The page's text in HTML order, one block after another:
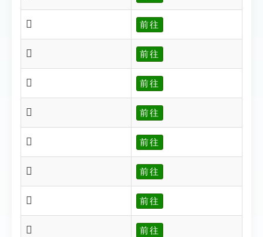
𤿥 前往
𤿧 前往
𤿩 前往
𤿪 前往
𤿫 前往
𤿮 前往
𤿳 前往
𤿴 前往